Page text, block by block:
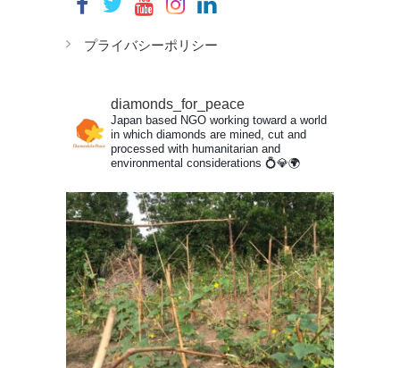
プライバシーポリシー
diamonds_for_peace
Japan based NGO working toward a world
in which diamonds are mined, cut and
processed with humanitarian and
environmental considerations 💍💎🌍